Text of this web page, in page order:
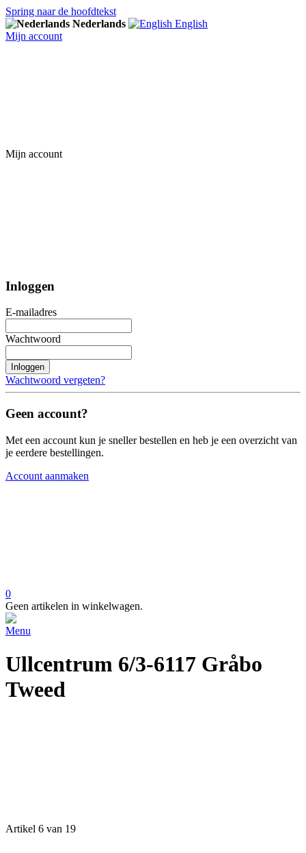
Spring naar de hoofdtekst
Nederlands
English
Mijn account
Mijn account
Inloggen
E-mailadres
Wachtwoord
Inloggen
Wachtwoord vergeten?
Geen account?
Met een account kun je sneller bestellen en heb je een overzicht van
je eerdere bestellingen.
Account aanmaken
0
Geen artikelen in winkelwagen.
Menu
Ullcentrum 6/3-6117 Gråbo
Tweed
Artikel 6 van 19